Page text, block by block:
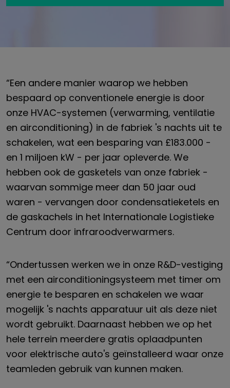
“Een andere manier waarop we hebben
bespaard op conventionele energie is door
onze HVAC-systemen (verwarming, ventilatie
en airconditioning) in de fabriek 's nachts uit te
schakelen, wat een besparing van £183.000 -
en 1 miljoen kW - per jaar opleverde. We
hebben ook de gasketels van onze fabriek -
waarvan sommige meer dan 50 jaar oud
waren - vervangen door condensatieketels en
de gaskachels in het Internationale Logistieke
Centrum door infraroodverwarmers.
“Ondertussen werken we in onze R&D-vestiging
met een airconditioningsysteem met timer om
energie te besparen en schakelen we waar
mogelijk 's nachts apparatuur uit als deze niet
wordt gebruikt. Daarnaast hebben we op het
hele terrein meerdere gratis oplaadpunten
voor elektrische auto's geïnstalleerd waar onze
teamleden gebruik van kunnen maken.